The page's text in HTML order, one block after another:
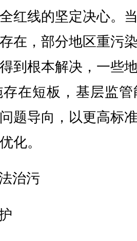
红线的坚定决心。
在，部分地区重污
到根本解决，一些
在短板，基层监
题导向，以更高标
化。
治污